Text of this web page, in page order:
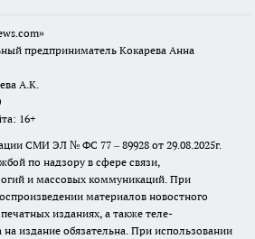
предприниматель Кокарева Анна
А.К.
16+
СМИ ЭЛ № ФС 77 – 89928 от 29.08.2025г.
по надзору в сфере связи,
и массовых коммуникаций. При
материалов новостного
изданиях, а также теле-
издание обязательна. При использовании